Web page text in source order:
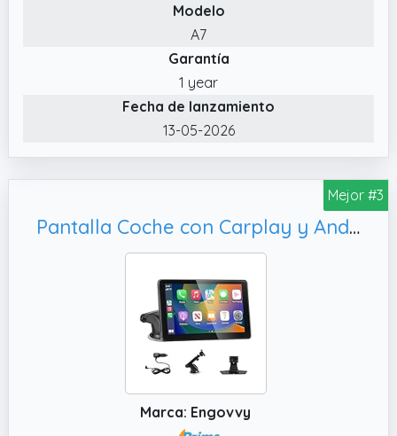
usar los altavoces del vehículo.
✔️ MirrorLink por Cable: Este estéreo para
automóvil es compatible con la función
MirrorLink para teléfonos Android e iOS.
Conéctelo mediante el cable USB original
para proyectar navegación y música en la
teléfono, una vez conectada a tu
smartphone, podrás acceder a apps, mapas,
pantalla de coche. IMPORTANTE: Esta
pantalla tactil coche NO tiene GPS integrado;
la navegación en tiempo real se realiza a
través de CarPlay, Android Auto.
✔️ Montaje en Salpicadero/Parabrisas: Esta
pantalla coche carplay universal incluye
soporte para montarse fácilmente en
Modelo
A7
Garantía
1 year
Fecha de lanzamiento
13-05-2026
Mejor #3
Pantalla Coche con Carplay y Android Auto Inalámbrico, AUX
Marca: Engovvy